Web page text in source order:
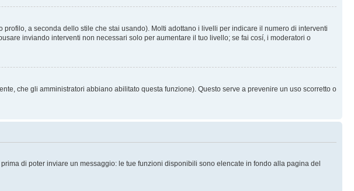
a seconda dello stile che stai usando). Molti adottano i livelli per indicare il numero di interventi
inviando interventi non necessari solo per aumentare il tuo livello; se fai cosí, i moderatori o
che gli amministratori abbiano abilitato questa funzione). Questo serve a prevenire un uso scorretto o
di poter inviare un messaggio: le tue funzioni disponibili sono elencate in fondo alla pagina del